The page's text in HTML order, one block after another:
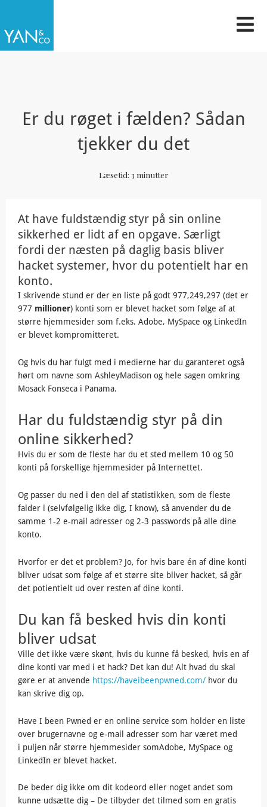
indholdet
Er du røget i fælden? Sådan
tjekker du det
Læsetid: 3 minutter
At have fuldstændig styr på sin online
sikkerhed er lidt af en opgave. Særligt
fordi der næsten på daglig basis bliver
hacket systemer, hvor du potentielt har en
konto.
I skrivende stund er der en liste på godt 977,249,297 (det er
977 millioner) konti som er blevet hacket som følge af at
større hjemmesider som f.eks. Adobe, MySpace og LinkedIn
er blevet kompromitteret.
Og hvis du har fulgt med i medierne har du garanteret også
hørt om navne som AshleyMadison og hele sagen omkring
Mosack Fonseca i Panama.
Har du fuldstændig styr på din
online sikkerhed?
Hvis du er som de fleste har du et sted mellem 10 og 50
konti på forskellige hjemmesider på Internettet.
Og passer du ned i den del af statistikken, som de fleste
falder i (selvfølgelig ikke dig, I know), så anvender du de
samme 1-2 e-mail adresser og 2-3 passwords på alle dine
konto.
Hvorfor er det et problem? Jo, for hvis bare én af dine konti
bliver udsat som følge af et større site bliver hacket, så går
det potientielt ud over resten af dine konti.
Du kan få besked hvis din konti
bliver udsat
Ville det ikke være skønt, hvis du kunne få besked, hvis en af
dine konti var med i et hack? Det kan du! Alt hvad du skal
gøre er at anvende https://haveibeenpwned.com/ hvor du
kan skrive dig op.
Have I been Pwned er en online service som holder en liste
over brugernavne og e-mail adresser som har været med
i puljen når større hjemmesider somAdobe, MySpace og
LinkedIn er blevet hacket.
De beder dig ikke om dit kodeord eller noget andet som
kunne udsætte dig – De tilbyder det tilmed som en gratis